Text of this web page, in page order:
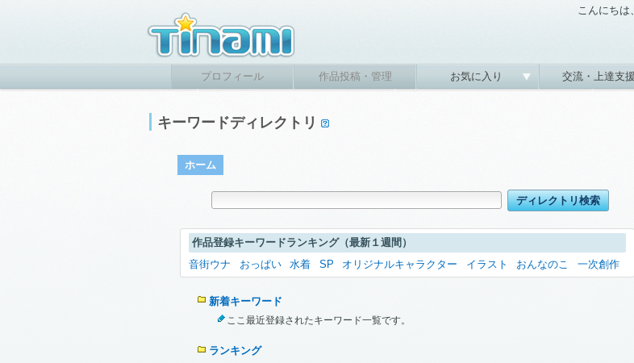
こんにちは
プロフィール 作品投稿・管理 お気に入り 交流・上達支援
キーワードディレクトリ
ホーム
作品登録キーワードランキング（最新１週間）
音街ウナ
おっぱい 水着 SP オリジナルキャラクター イラスト おんなのこ 一次創作
新着キーワード
ここ最近登録されたキーワード一覧です。
ランキング